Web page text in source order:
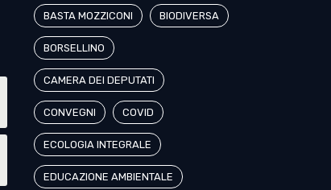
BASTA MOZZICONI BIODIVERSA
BORSELLINO
CAMERA DEI DEPUTATI
CONVEGNI COVID
ECOLOGIA INTEGRALE
EDUCAZIONE AMBIENTALE